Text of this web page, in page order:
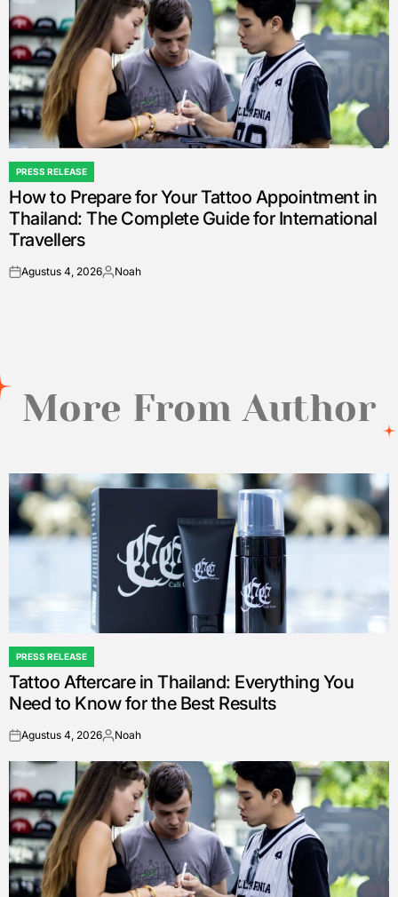
POSTED
IN
PRESS RELEASE
How to Prepare for Your Tattoo Appointment in
Thailand: The Complete Guide for International
Travellers
onAgustus 4, 2026Posted
Noah
More From Author
POSTED
IN
PRESS RELEASE
Tattoo Aftercare in Thailand: Everything You
Need to Know for the Best Results
onAgustus 4, 2026Posted
Noah